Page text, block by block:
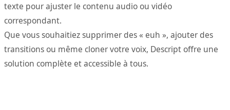
texte pour ajuster le contenu audio ou vidéo
correspondant.
Que vous souhaitiez supprimer des « euh », ajouter des
transitions ou même cloner votre voix, Descript offre une
solution complète et accessible à tous.